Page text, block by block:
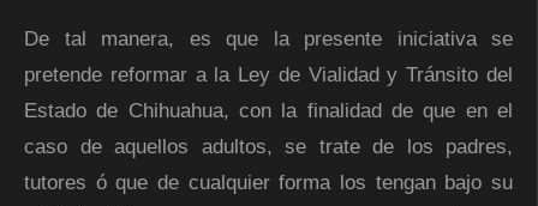
De tal manera, es que la presente iniciativa se
pretende reformar a la Ley de Vialidad y Tránsito del
Estado de Chihuahua, con la finalidad de que en el
caso de aquellos adultos, se trate de los padres,
tutores ó que de cualquier forma los tengan bajo su